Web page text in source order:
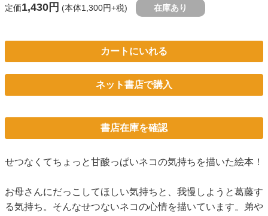
定価1,430円 (本体1,300円+税) 在庫あり
カートにいれる
ネット書店で購入
書店在庫を確認
せつなくてちょっと甘酸っぱいネコの気持ちを描いた絵本！
お母さんにだっこしてほしい気持ちと、我慢しようと葛藤す
る気持ち。そんなせつないネコの心情を描いています。弟や